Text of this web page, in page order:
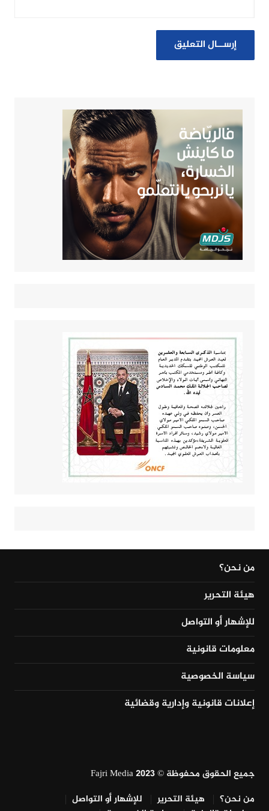
من نحن؟
هيئة التحرير
للإشهار أو التواصل
معلومات قانونية
سياسة الخصوصية
إعلانات قانونية وإدارية وقضائية
جميع الحقوق محفوظة © Fajri Media 2023
من نحن؟
هيئة التحرير
للإشهار أو التواصل